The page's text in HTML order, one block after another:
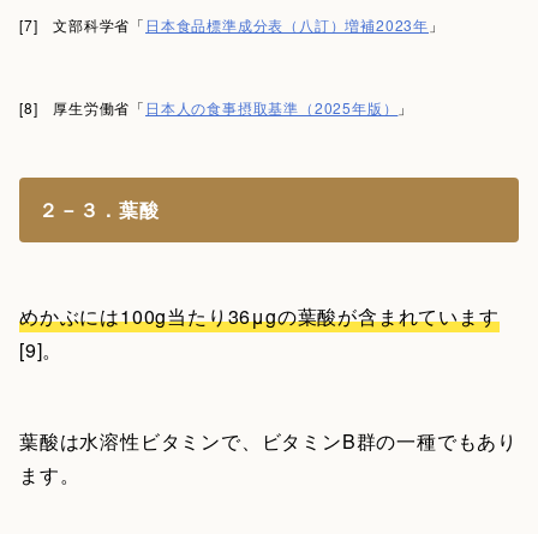
[7] 文部科学省「 日本食品標準成分表（八訂）増補2023年 」
[8] 厚生労働省「 日本人の食事摂取基準（2025年版） 」
２－３．葉酸
めかぶには100g当たり36μgの葉酸が含まれています
[9]。
葉酸は水溶性ビタミンで、ビタミンB群の一種でもあり
ます。